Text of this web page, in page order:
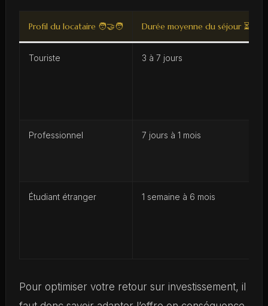
Profil du locataire 🧑‍🤝‍🧑 Durée moyenne du séjour ⏳
Touriste 3 à 7 jours
Professionnel 7 jours à 1 mois
Étudiant étranger 1 semaine à 6 mois
Pour optimiser votre retour sur investissement, il